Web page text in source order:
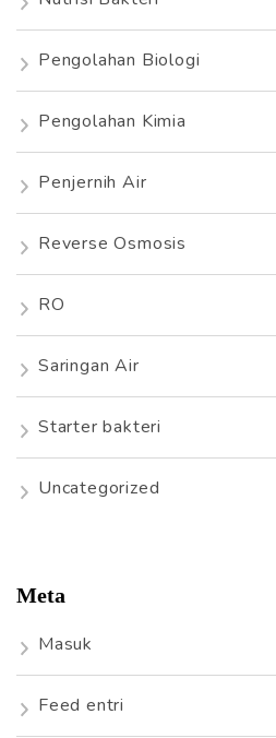
Pengolahan Biologi
Pengolahan Kimia
Penjernih Air
Reverse Osmosis
RO
Saringan Air
Starter bakteri
Uncategorized
Meta
Masuk
Feed entri